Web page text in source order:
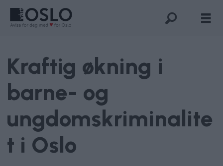
Kraftig økning i
barne- og
ungdomskriminalite
t i Oslo